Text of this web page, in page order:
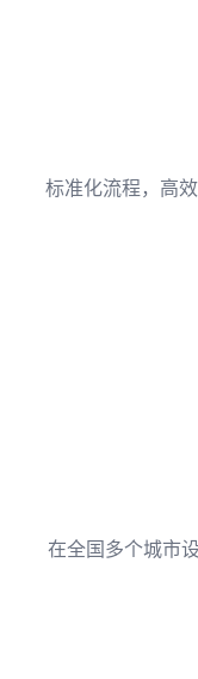
标准化流程，高
在全国多个城市